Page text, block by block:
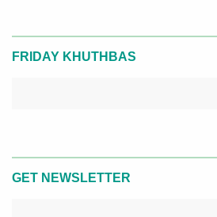
FRIDAY KHUTHBAS
GET NEWSLETTER